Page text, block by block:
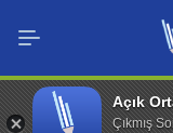
Açık
Çıkmış